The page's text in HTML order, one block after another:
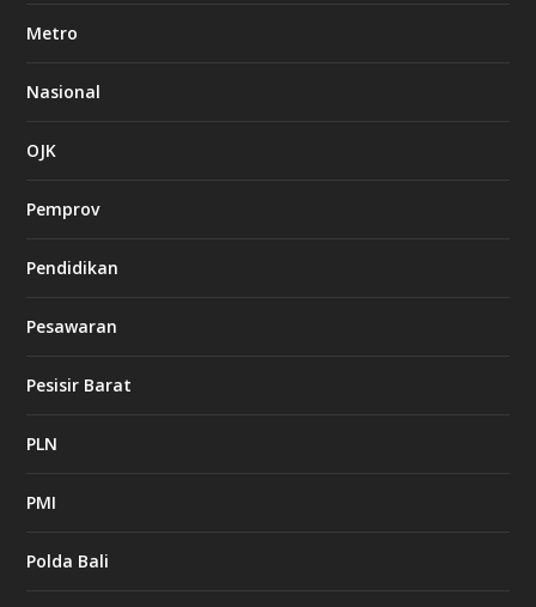
Metro
Nasional
OJK
Pemprov
Pendidikan
Pesawaran
Pesisir Barat
PLN
PMI
Polda Bali